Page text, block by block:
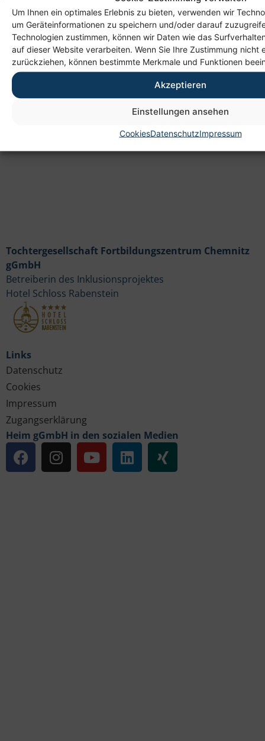
Um Ihnen ein optimales Erlebnis zu bieten, verwenden wir
um Geräteinformationen zu speichern und/oder darauf
Technologien zustimmen, können wir Daten wie das
auf dieser Website verarbeiten. Wenn Sie Ihre Zustimmung nicht
zurückziehen, können bestimmte Merkmale und Funktionen
Akzeptieren
Einstellungen ansehen
CookiesDatenschutzImpressum
Anschrift
Heim gemeinnützige GmbH
Links
Datenschutz
Cookies
Impressum
Zugangserklärung
Heim gGmbH in den sozialen Medien
Tochtergesellschaft Fortbildungszentrum Chemnitz
gGmbH
Betreiberin des Inklusionsprojektes
Hotel Schloss Rabenstein